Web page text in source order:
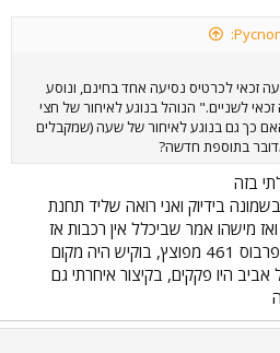
זכאי לכרטיס נסיעה אחד בחינם, ונוסע
לשניים." הנוהל בנוגע לאיחור של חצי
כך גם בנוגע לאיחור של שעה (שמקבלים
בתוספת חדשה?
בזה
בידיוק ואני רואה שליד תחנת
מישהו אמר שביכלל אין רכבות אז
נאלצתי לעלות על סופרבוס 461 מפוצץ, בוקיש היה מקום
היו פקקים, בקיצור איחרתי גם